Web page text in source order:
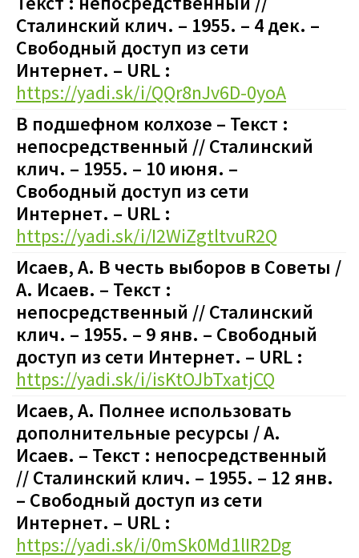
Сталинский клич. – 1955. – 4 дек. –
Свободный доступ из сети
Интернет. – URL :
https://yadi.sk/i/QQr8nJv6D-0yoA
В подшефном колхозе – Текст :
непосредственный // Сталинский
клич. – 1955. – 10 июня. –
Свободный доступ из сети
Интернет. – URL :
https://yadi.sk/i/I2WiZgtltvuR2Q
Исаев, А. В честь выборов в Советы /
А. Исаев. – Текст :
непосредственный // Сталинский
клич. – 1955. – 9 янв. – Свободный
доступ из сети Интернет. – URL :
https://yadi.sk/i/isKtOJbTxatjCQ
Исаев, А. Полнее использовать
дополнительные ресурсы / А.
Исаев. – Текст : непосредственный
// Сталинский клич. – 1955. – 12 янв.
– Свободный доступ из сети
Интернет. – URL :
https://yadi.sk/i/0mSk0Md1lIR2Dg